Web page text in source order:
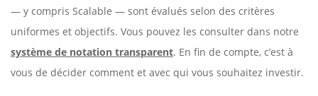
— y compris Scalable — sont évalués selon des critères
uniformes et objectifs. Vous pouvez les consulter dans notre
système de notation transparent. En fin de compte, c’est à
vous de décider comment et avec qui vous souhaitez investir.